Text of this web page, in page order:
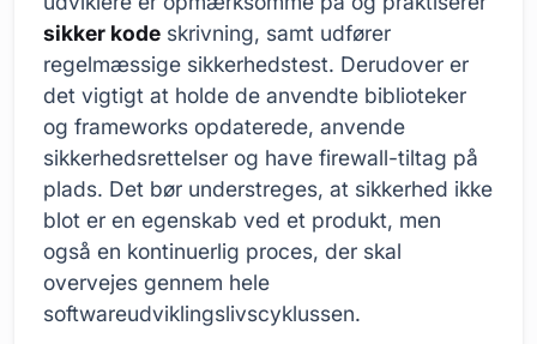
sikker kode skrivning, samt udfører
regelmæssige sikkerhedstest. Derudover er
det vigtigt at holde de anvendte biblioteker
og frameworks opdaterede, anvende
sikkerhedsrettelser og have firewall-tiltag på
plads. Det bør understreges, at sikkerhed ikke
blot er en egenskab ved et produkt, men
også en kontinuerlig proces, der skal
overvejes gennem hele
softwareudviklingslivscyklussen.